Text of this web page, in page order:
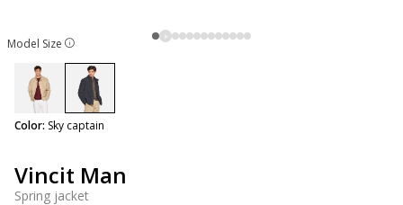
Model Size
Vincit Man
Spring jacket
Color: Sky captainselected